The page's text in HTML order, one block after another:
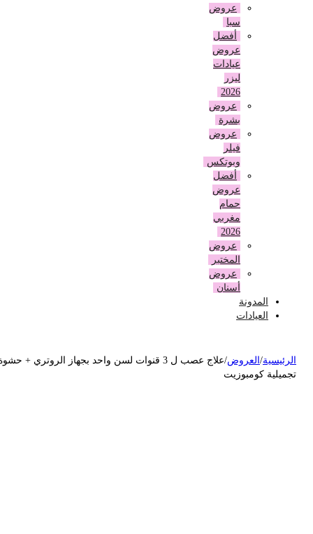
عروض
أفضل
عروض
عيادات
عروض
بشرة
عروض
وبوتكس
أفضل
عروض
حمام
مغربي
عروض
المختبر
عروض
أسنان
المدونة
العيادات
/العروض
علاج عصب ل 3 قنوات لسن واحد بجهاز الروتري + حشوة
كومبوزيت